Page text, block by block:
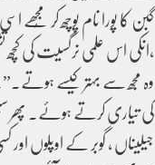
گبن کا پورا نام پوچھ کر
،انکی اس علمی نرگسیت کی کچھ
وہ مجھ سے بہتر کیسے
کی تیاری کرتے ہوئے۔ پھر
جیلیںاں ، گوبر کے اوپلوں